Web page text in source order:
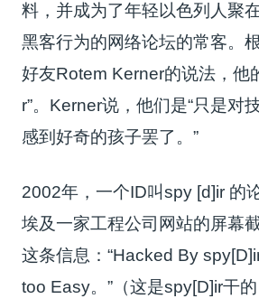
料，并成为了年轻以色列人聚
黑客行为的网络论坛的常客。
好友Rotem Kerner的说法，他
r”。Kerner说，他们是“只是对
感到好奇的孩子罢了。”
2002年，一个ID叫spy [d]ir 的
埃及一家工程公司网站的屏幕
这条信息：“Hacked By
too Easy。”（这是spy[D]ir干